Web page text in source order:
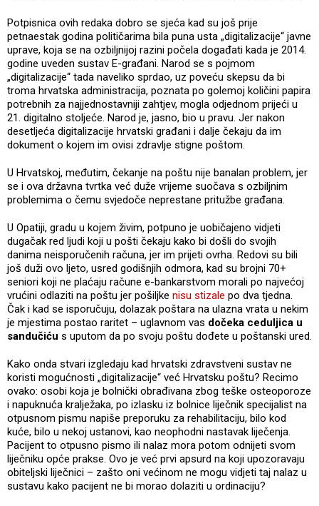
Potpisnica ovih redaka dobro se sjeća kad su još prije
petnaestak godina političarima bila puna usta „digitalizacije“ javne
uprave, koja se na ozbiljnijoj razini počela događati kada je 2014.
godine uveden sustav E-građani. Narod se s pojmom
„digitalizacije“ tada naveliko sprdao, uz poveću skepsu da bi
troma hrvatska administracija, poznata po golemoj količini papira
potrebnih za najjednostavniji zahtjev, mogla odjednom prijeći u
21. digitalno stoljeće. Narod je, jasno, bio u pravu. Jer nakon
desetljeća digitalizacije hrvatski građani i dalje čekaju da im
dokument o kojem im ovisi zdravlje stigne poštom.
U Hrvatskoj, međutim, čekanje na poštu nije banalan problem, jer
se i ova državna tvrtka već duže vrijeme suočava s ozbiljnim
problemima o čemu svjedoče neprestane pritužbe građana.
U Opatiji, gradu u kojem živim, potpuno je uobičajeno vidjeti
dugačak red ljudi koji u pošti čekaju kako bi došli do svojih
danima neisporučenih računa, jer im prijeti ovrha. Redovi su bili
još duži ovo ljeto, usred godišnjih odmora, kad su brojni 70+
seniori koji ne plaćaju račune e-bankarstvom morali po najvećoj
vrućini odlaziti na poštu jer pošiljke nisu stizale po dva tjedna.
Čak i kad se isporučuju, dolazak poštara na ulazna vrata u nekim
je mjestima postao raritet – uglavnom vas dočeka ceduljica u
sandučiću s uputom da po svoju poštu dođete u poštanski ured.
Kako onda stvari izgledaju kad hrvatski zdravstveni sustav ne
koristi mogućnosti „digitalizacije“ već Hrvatsku poštu? Recimo
ovako: osobi koja je bolnički obrađivana zbog teške osteoporoze
i napuknuća kralježaka, po izlasku iz bolnice liječnik specijalist na
otpusnom pismu napiše preporuku za rehabilitaciju, bilo kod
kuće, bilo u nekoj ustanovi, kao neophodni nastavak liječenja.
Pacijent to otpusno pismo ili nalaz mora potom odnijeti svom
liječniku opće prakse. Ovo je već prvi apsurd na koji upozoravaju
obiteljski liječnici – zašto oni većinom ne mogu vidjeti taj nalaz u
sustavu kako pacijent ne bi morao dolaziti u ordinaciju?